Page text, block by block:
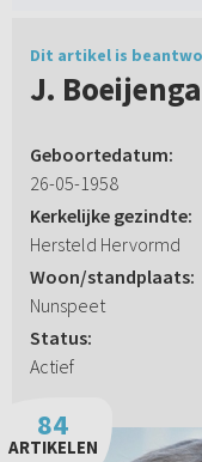
Dit artikel is
J. Boeijenga
Geboortedatum:
26-05-1958
Kerkelijke gezindte:
Hersteld Hervormd
Woon/standplaats:
Nunspeet
Status:
Actief
84
ARTIKELEN